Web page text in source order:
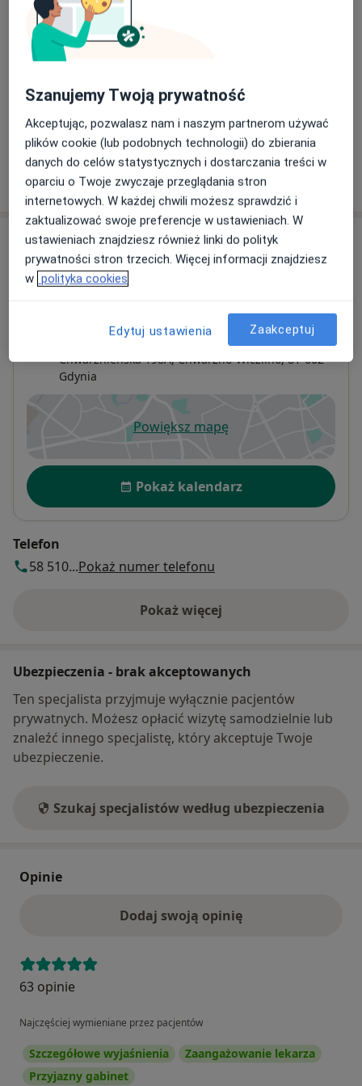
ECHO serca
220 zł Szczegóły
ECHO serca
380 zł Szczegóły
W jaki sposób ustalane są ceny?
Adresy (2)
Adres 1 Adres 2
Centrum Medyczne Fudeko Med
Chwarznieńska 198A, Chwarzno-Wiczlino, 81-602
Gdynia
Powiększ mapęotwiera się w nowej karcie
Dostępność
Pokaż kalendarz
Telefon
58 510...Pokaż numer telefonu
Pokaż więcej
o adresie
Ubezpieczenia - brak akceptowanych
Ten specjalista przyjmuje wyłącznie pacjentów
prywatnych. Możesz opłacić wizytę samodzielnie lub
znaleźć innego specjalistę, który akceptuje Twoje
ubezpieczenie.
Szukaj specjalistów według ubezpieczenia
Opinie
Dodaj swoją opinię
63 opinie
Najczęściej wymieniane przez pacjentów
Szczegółowe wyjaśnienia
Zaangażowanie lekarza
Przyjazny gabinet
Szanujemy Twoją prywatność
Akceptując, pozwalasz nam i naszym partnerom używać
plików cookie (lub podobnych technologii) do zbierania
danych do celów statystycznych i dostarczania treści w
oparciu o Twoje zwyczaje przeglądania stron
internetowych. W każdej chwili możesz sprawdzić i
zaktualizować swoje preferencje w ustawieniach. W
ustawieniach znajdziesz również linki do polityk
prywatności stron trzecich. Więcej informacji znajdziesz
w polityka cookies
Edytuj ustawienia Zaakceptuj